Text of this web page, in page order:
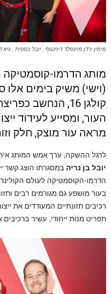
מימין ירדן מיינפלד דיזינגוף , יובל כספית ,
מותג הדרמו-קוסמטיקה
(וישי) משיק בימים
קולגן 16, הנחשב
העור, ומסייע לעידוד
מראה עור מוצק, חלק
לרגל ההשקה, ערך אמש המותג
יובל בן נריה במסגרתו הוצג קשר
הדרמו-הקוסמטיקה לעולם
בעור מושפע גם מגורמים רבים
רכיבים תזונתיים המעודדים את
תפריט מנות ייחודי, עשיר